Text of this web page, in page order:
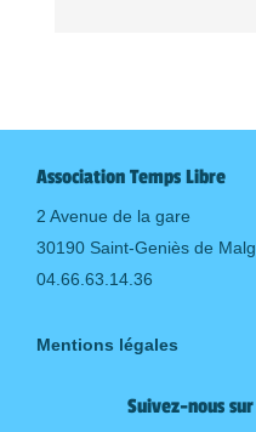
Association Temps Libre
2 Avenue de la gare
30190 Saint-Geniès de
04.66.63.14.36
Mentions légales
Suivez-nous